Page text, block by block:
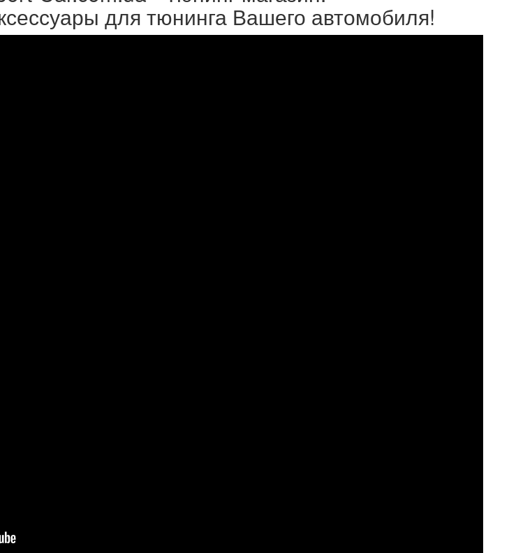
для тюнинга Вашего автомобиля!